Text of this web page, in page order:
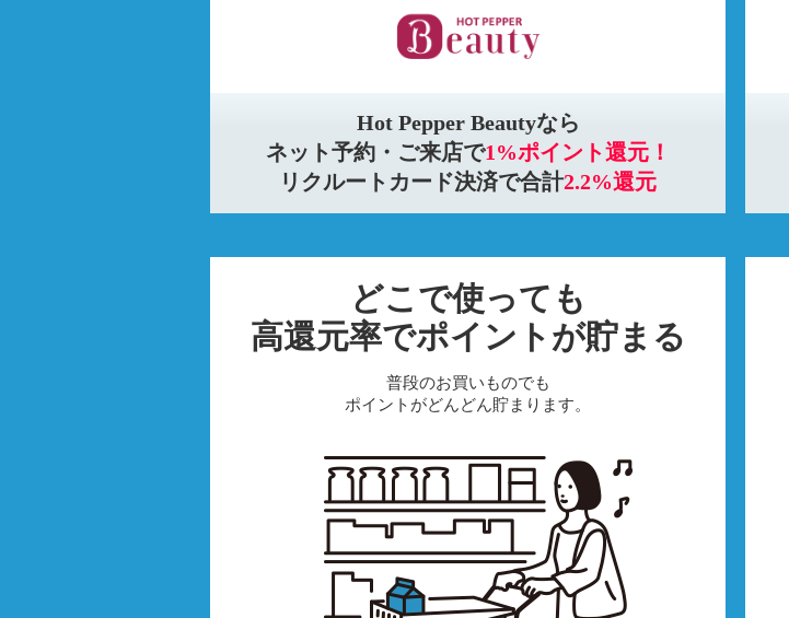
Hot Pepper Beautyなら
ネット予約・ご来店で1%ポイント還元！
リクルートカード決済で合計2.2%還元
どこで使っても
高還元率でポイントが貯まる
普段のお買いものでも
ポイントがどんどん貯まります。